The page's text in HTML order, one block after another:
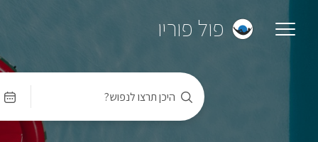
פול פוריו
היכן תרצו לנפוש?